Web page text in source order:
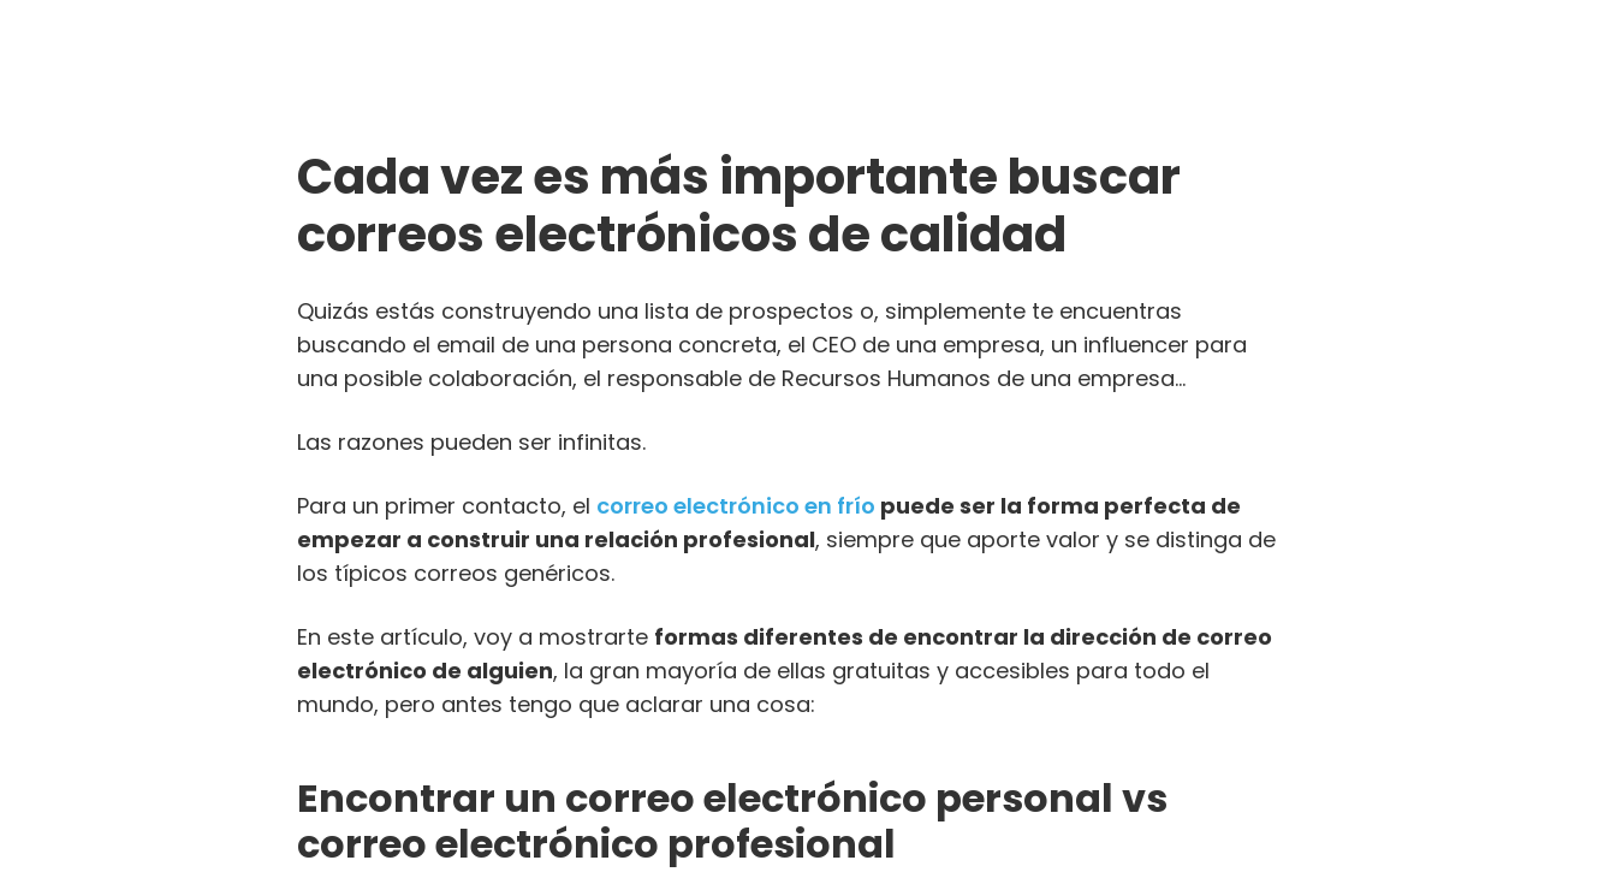
Cada vez es más importante buscar
correos electrónicos de calidad
Quizás estás construyendo una lista de prospectos o, simplemente te encuentras
buscando el email de una persona concreta, el CEO de una empresa, un influencer para
una posible colaboración, el responsable de Recursos Humanos de una empresa…
Las razones pueden ser infinitas.
Para un primer contacto, el correo electrónico en frío puede ser la forma perfecta de
empezar a construir una relación profesional, siempre que aporte valor y se distinga de
los típicos correos genéricos.
En este artículo, voy a mostrarte formas diferentes de encontrar la dirección de correo
electrónico de alguien, la gran mayoría de ellas gratuitas y accesibles para todo el
mundo, pero antes tengo que aclarar una cosa:
Encontrar un correo electrónico personal vs
correo electrónico profesional